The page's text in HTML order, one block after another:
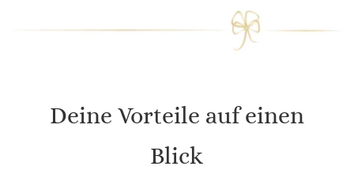
Deine Vorteile auf einen
Blick